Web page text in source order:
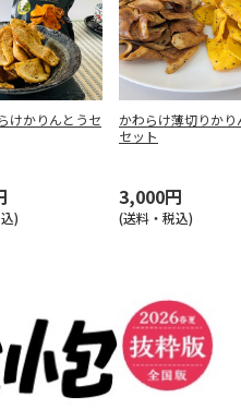
けかりんとうセ
)
かわらけ薄切りかり
セット
3,000円
(送料・税込)